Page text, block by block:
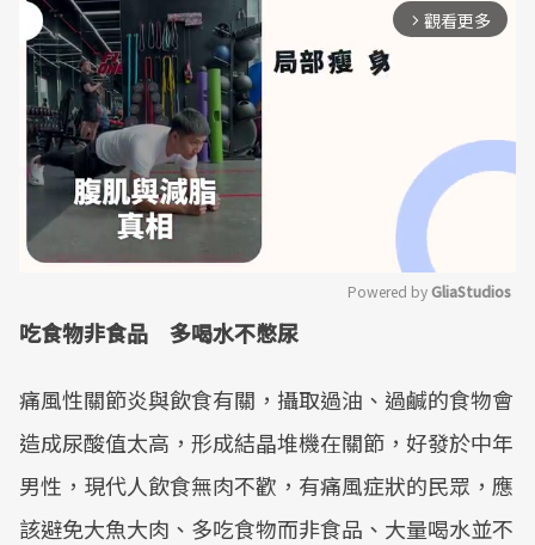
arrow_forward_ios 觀看更多
Powered by GliaStudios
吃食物非食品 多喝水不憋尿
痛風性關節炎與飲食有關，攝取過油、過鹹的食物會
造成尿酸值太高，形成結晶堆機在關節，好發於中年
男性，現代人飲食無肉不歡，有痛風症狀的民眾，應
該避免大魚大肉、多吃食物而非食品、大量喝水並不